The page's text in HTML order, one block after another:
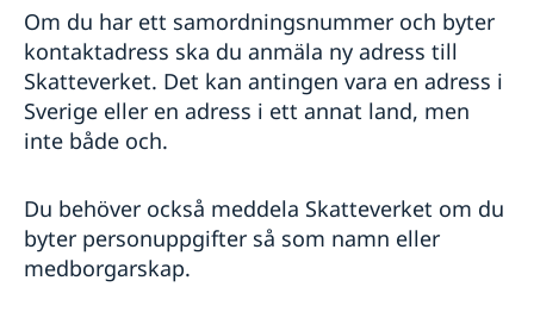
Om du har ett samordningsnummer och byter
kontaktadress ska du anmäla ny adress till
Skatteverket. Det kan antingen vara en adress i
Sverige eller en adress i ett annat land, men
inte både och.
Du behöver också meddela Skatteverket om du
byter personuppgifter så som namn eller
medborgarskap.